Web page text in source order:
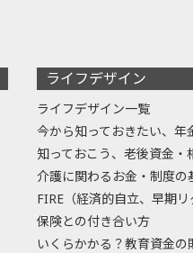
ライフデザイン
ライフデザイン一覧
今から知っておきたい、年
知っておこう、老後資金・
介護に関わるお金・制度の
FIRE（経済的自立、早期リ
保険との付き合い方
いくらかかる？教育資金の